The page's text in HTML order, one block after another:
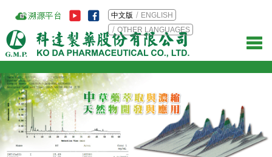
中文版
ENGLISH
OTHER LANGUAGES